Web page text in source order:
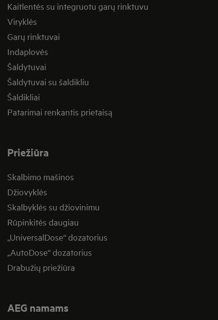
Kaitlentės su integruotu garų rinktuvu
Viryklės
Garų rinktuvai
Indaplovės
Šaldytuvai
Šaldytuvai su šaldikliu
Šaldikliai
Patarimai renkantis prietaisą
Priežiūra
Skalbimo mašinos
Džiovyklės
Skalbyklės su džiovinimu
Rūpinkitės daugiau
„UniversalDose“ dozatorius
„AutoDose“ dozatorius
Drabužių priežiūra
AEG namams